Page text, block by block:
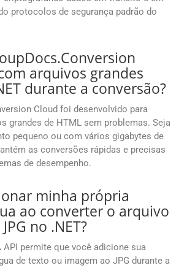
protocolos de segurança padrão do
arquivos grandes
durante a conversão?
Cloud foi desenvolvido para
grandes de HTML sem problemas. Seja
pequeno ou com vários gigabytes de
as conversões rápidas e precisas
de desempenho.
minha própria
ao converter o arquivo
no .NET?
API permite que você adicione sua
de texto ou imagem ao JPG durante a